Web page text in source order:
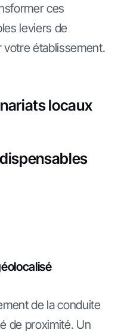
ces
leviers de
établissement.
locaux
de la conduite
de proximité. Un